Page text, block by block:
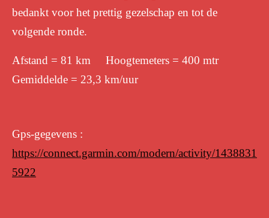
bedankt voor het prettig gezelschap en tot de
volgende ronde.
Afstand = 81 km Hoogtemeters = 400 mtr
Gemiddelde = 23,3 km/uur
Gps-gegevens :
https://connect.garmin.com/modern/activity/1438831
5922